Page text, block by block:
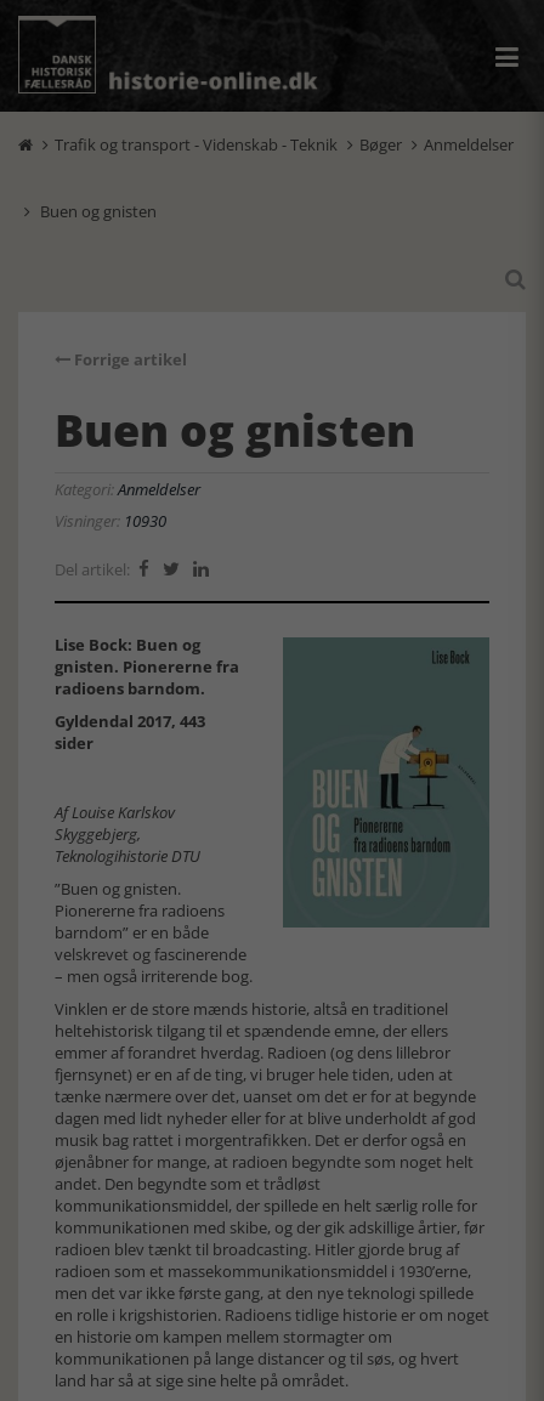
 Trafik og transport - Videnskab - Teknik  Bøger  Anmeldelser
 Buen og gnisten

Forrige artikel
Buen og gnisten
Kategori:Anmeldelser
Visninger: 10930
Del artikel:   
Lise Bock: Buen og
gnisten. Pionererne fra
radioens barndom.
Gyldendal 2017, 443
sider
Af Louise Karlskov
Skyggebjerg,
Teknologihistorie DTU
”Buen og gnisten.
Pionererne fra radioens
barndom” er en både
velskrevet og fascinerende
– men også irriterende bog.
Vinklen er de store mænds historie, altså en traditionel
heltehistorisk tilgang til et spændende emne, der ellers
emmer af forandret hverdag. Radioen (og dens lillebror
fjernsynet) er en af de ting, vi bruger hele tiden, uden at
tænke nærmere over det, uanset om det er for at begynde
dagen med lidt nyheder eller for at blive underholdt af god
musik bag rattet i morgentrafikken. Det er derfor også en
øjenåbner for mange, at radioen begyndte som noget helt
andet. Den begyndte som et trådløst
kommunikationsmiddel, der spillede en helt særlig rolle for
kommunikationen med skibe, og der gik adskillige årtier, før
radioen blev tænkt til broadcasting. Hitler gjorde brug af
radioen som et massekommunikationsmiddel i 1930’erne,
men det var ikke første gang, at den nye teknologi spillede
en rolle i krigshistorien. Radioens tidlige historie er om noget
en historie om kampen mellem stormagter om
kommunikationen på lange distancer og til søs, og hvert
land har så at sige sine helte på området.